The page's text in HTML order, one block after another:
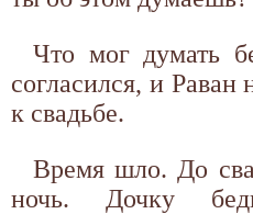
Что мог думать
согласился, и Раван
к свадьбе.
Время шло. До
ночь. Дочку